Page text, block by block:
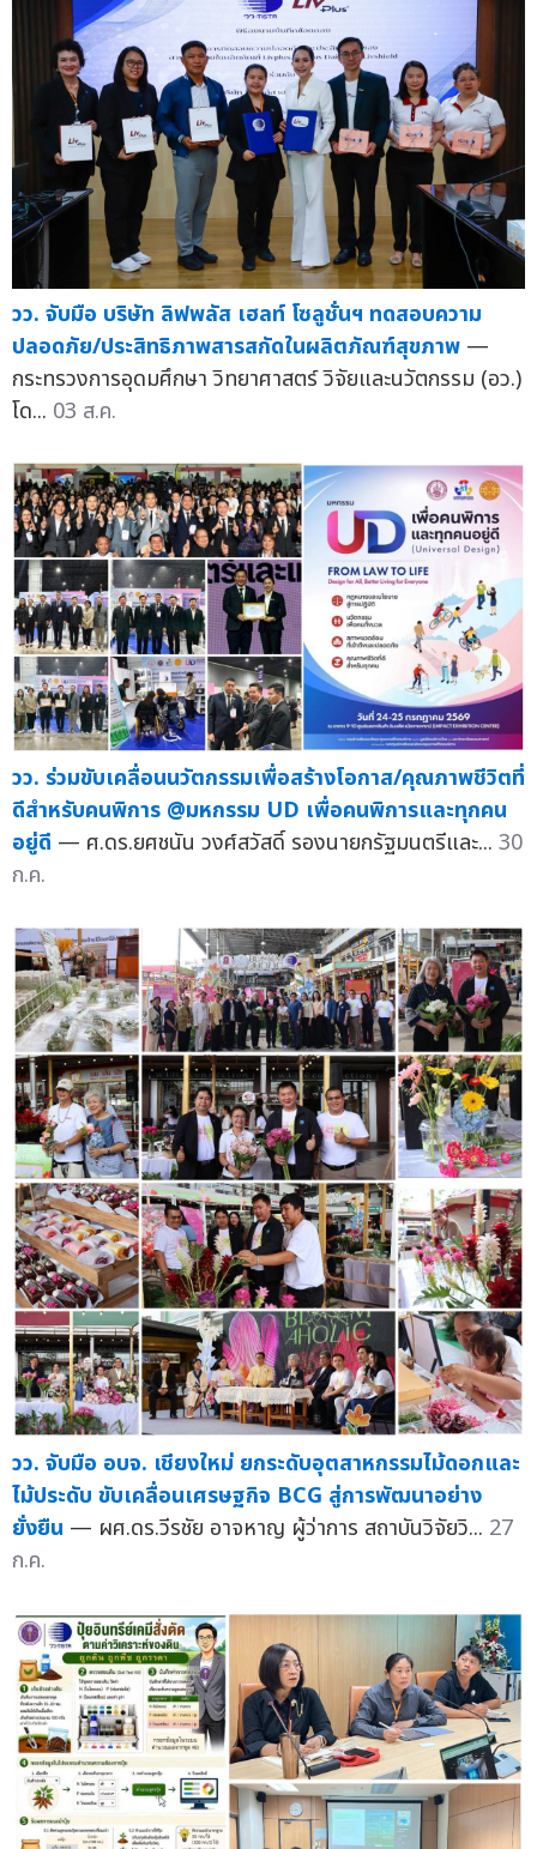
วว. จับมือ บริษัท ลิฟพลัส เฮลท์ โซลูชั่นฯ ทดสอบความ
ปลอดภัย/ประสิทธิภาพสารสกัดในผลิตภัณฑ์สุขภาพ —
กระทรวงการอุดมศึกษา วิทยาศาสตร์ วิจัยและนวัตกรรม (อว.)
โด... 03 ส.ค.
วว. ร่วมขับเคลื่อนนวัตกรรมเพื่อสร้างโอกาส/คุณภาพชีวิตที่
ดีสำหรับคนพิการ @มหกรรม UD เพื่อคนพิการและทุกคน
อยู่ดี — ศ.ดร.ยศชนัน วงศ์สวัสดิ์ รองนายกรัฐมนตรีและ... 30
ก.ค.
วว. จับมือ อบจ. เชียงใหม่ ยกระดับอุตสาหกรรมไม้ดอกและ
ไม้ประดับ ขับเคลื่อนเศรษฐกิจ BCG สู่การพัฒนาอย่าง
ยั่งยืน — ผศ.ดร.วีรชัย อาจหาญ ผู้ว่าการ สถาบันวิจัยวิ... 27
ก.ค.